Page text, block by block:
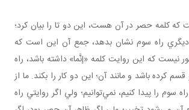
کلمه حصر در آن هست، اين دو تا را بيان کرد؛
راه سوم نشان بدهد، جمع آن اين است که
نيست که اين روايت کلمه «إنَّما» داشته باشد، راه
کرده باشد و مانند آن؛ اين دو کار را بکند. ما از
سوم را پيدا کنيم، نمي‌توانيم؛ ولي اگر روايتي راه